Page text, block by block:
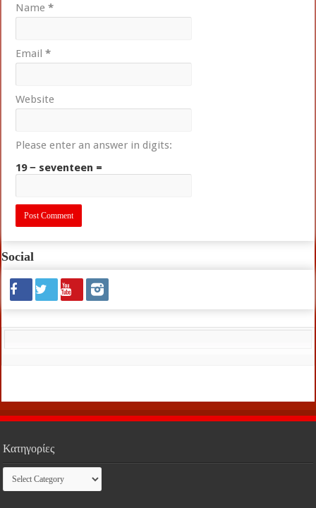
Name*
Email*
Website
Please enter an answer in digits:
19 − seventeen =
Social
Κατηγορίες
Κατηγορίες